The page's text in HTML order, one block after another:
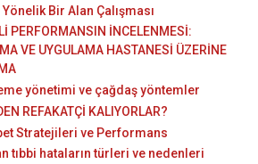
Bir Alan Çalışması
PERFORMANSIN İNCELENMESİ:
VE UYGULAMA HASTANESİ ÜZERİNE
yönetimi ve çağdaş yöntemler
REFAKATÇİ KALIYORLAR?
Stratejileri ve Performans
tıbbi hataların türleri ve nedenleri